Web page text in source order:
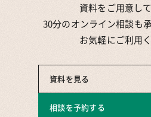
資料をご用意し
30分のオンライン相談も
お気軽にご利用
資料を見る
相談を予約する